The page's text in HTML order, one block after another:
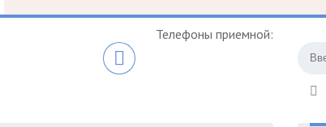
Телефоны приемной: